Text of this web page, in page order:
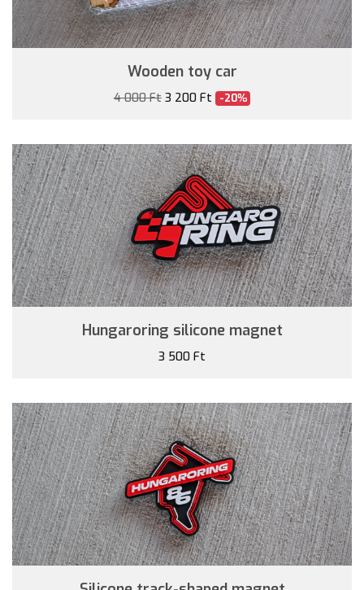
Wooden toy car
4 000 Ft 3 200 Ft -20%
Hungaroring silicone magnet
3 500 Ft